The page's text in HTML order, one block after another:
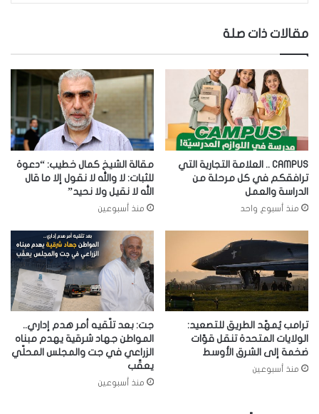
مقالات ذات صلة
CAMPUS .. العلامة التجارية التي
ترافقكم في كل مرحلة من
الدراسة والعمل
منذ أسبوع واحد
مقالة الشيخ كمال خطيب: “دعوة
للثبات: لا والله لا نقول إلا ما قال
الله لا نقيل ولا نحيد”
منذ أسبوعين
ترامب يُمهّد الطريق للتصعيد:
الولايات المتحدة تنقل قوّات
ضخمة إلى الشرق الأوسط
منذ أسبوعين
جت: بعد تلّقيه أمر هدم إداري..
المواطن جهاد شرقية يهدم مبناه
الزراعي في جت والمجلس المحلّي
يعقّب
منذ أسبوعين